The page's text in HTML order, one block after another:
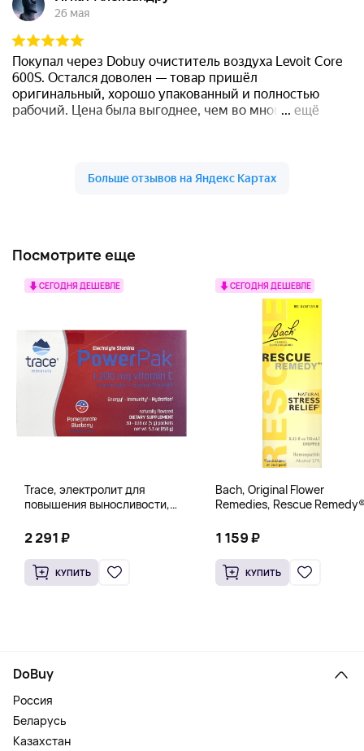
Посмотрите еще
СЕГОДНЯ ДЕШЕВЛЕ
Trace, электролит для
повышения выносливости,
и черники, 30 пакетиков по 5 г
(0,18 унции)
2 291 ₽
КУПИТЬ
СЕГОДНЯ ДЕШЕВЛЕ
Bach, Original Flower
Remedies, Rescue
снятия стресса, 10 мл
(0,35 жидк. унции)
1 159 ₽
КУПИТЬ
DoBuy
Россия
Беларусь
Казахстан